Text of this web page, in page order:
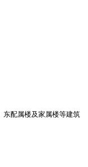
东配属楼及家属楼等建筑